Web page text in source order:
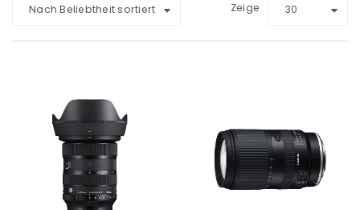
Nach Beliebtheit sortiert Zeige 30